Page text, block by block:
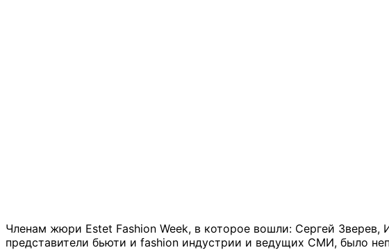
Членам жюри Estet Fashion Week, в которое вошли: Сергей
представители бьюти и fashion индустрии и ведущих СМИ, было